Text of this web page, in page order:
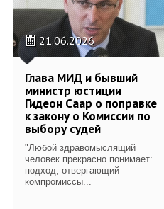
21.06.2026
Глава МИД и бывший
министр юстиции
Гидеон Саар о поправке
к закону о Комиссии по
выбору судей
"Любой здравомыслящий
человек прекрасно понимает:
подход, отвергающий
компромиссы...